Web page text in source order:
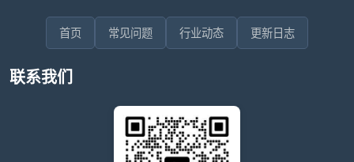
首页 常见问题 行业动态 更新日志
联系我们